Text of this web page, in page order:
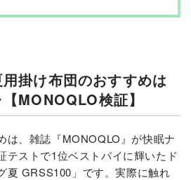
用掛け布団のおすすめは
MONOQLO検証】
は、雑誌『MONOQLO』が快眠ナ
テストで1位ベストバイに輝いたド
夏 GRSS100」です。実際に触れ